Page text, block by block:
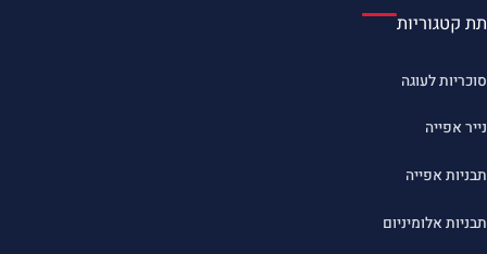
תת קטגוריות
סוכריות לעוגה
נייר אפייה
תבניות אפייה
תבניות אלומיניום